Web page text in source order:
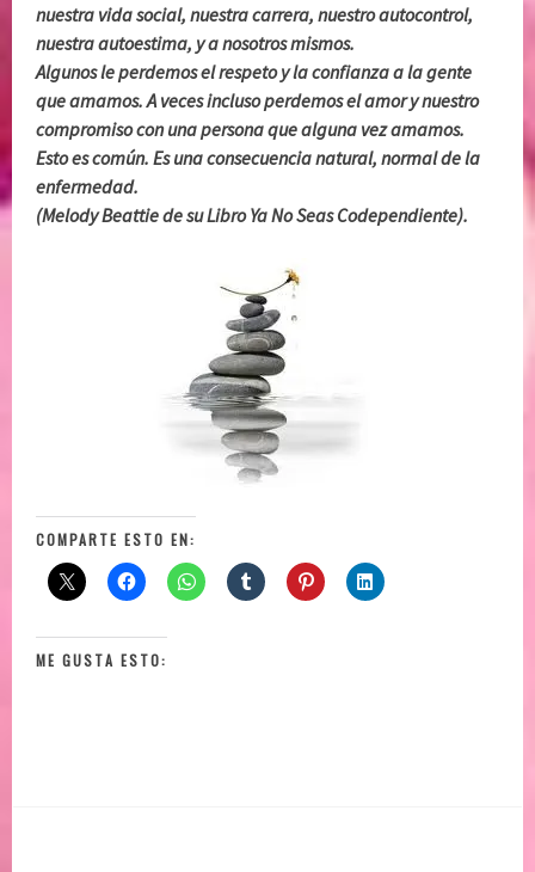
nuestra vida social, nuestra carrera, nuestro autocontrol,
nuestra autoestima, y a nosotros mismos.
Algunos le perdemos el respeto y la confianza a la gente
que amamos. A veces incluso perdemos el amor y nuestro
compromiso con una persona que alguna vez amamos.
Esto es común. Es una consecuencia natural, normal de la
enfermedad.
(Melody Beattie de su Libro Ya No Seas Codependiente).
COMPARTE ESTO EN:
ME GUSTA ESTO: